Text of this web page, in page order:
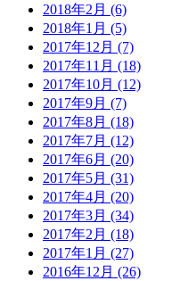
2018年2月 (6)
2018年1月 (5)
2017年12月 (7)
2017年11月 (18)
2017年10月 (12)
2017年9月 (7)
2017年8月 (18)
2017年7月 (12)
2017年6月 (20)
2017年5月 (31)
2017年4月 (20)
2017年3月 (34)
2017年2月 (18)
2017年1月 (27)
2016年12月 (26)